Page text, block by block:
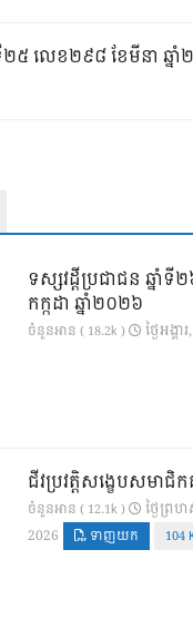
ទី២៥ លេខ២៩៨ ខែមីនា ឆ្ន
ទស្សវដ្តីប្រជាជន ឆ្នាំ
កក្កដា ឆ្នាំ២០២៦
ចំនួនអាន ( 18.2k ) ថ្ងៃ​អង្
ជីវប្រវត្តិសង្ខេបសមា
ចំនួនអាន ( 12.1k )
ថ្ងៃ​ព្រ
2026
ទាញយក 104